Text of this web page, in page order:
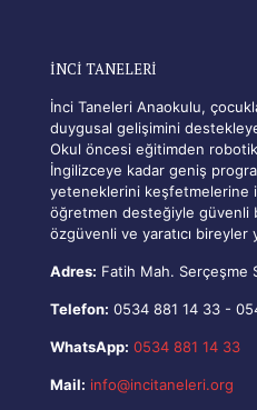
İNCİ TANELERİ
İnci Taneleri Anaokulu,
duygusal gelişimini
Okul öncesi eğitimden
İngilizceye kadar geniş
yeteneklerini keşfetmelerine
öğretmen desteğiyle güvenli
özgüvenli ve yaratıcı
Adres: Fatih Mah. Serçeşme
Telefon: 0534 881 14 33 -
WhatsApp: 0534 881 14 33
Mail: info@incitaneleri.org